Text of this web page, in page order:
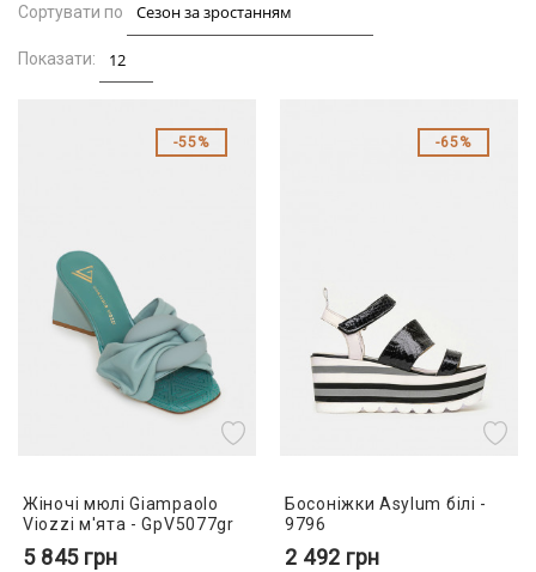
Сортувати по
Показати:
55%
Жіночі мюлі Giampaolo
Viozzi м'ята - GpV5077gr
5 845 грн
65%
Босоніжки Asylum білі -
9796
2 492 грн